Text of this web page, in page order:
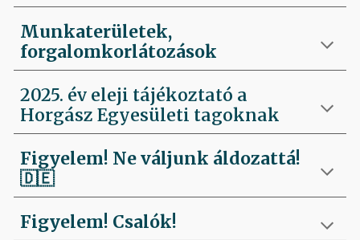
Munkaterületek,
forgalomkorlátozások
2025. év eleji tájékoztató a
Horgász Egyesületi tagoknak
Figyelem! Ne váljunk áldozattá!
🇩🇪
Figyelem! Csalók!